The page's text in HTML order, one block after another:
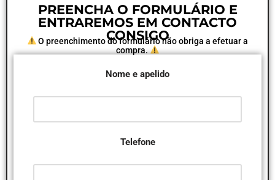
PREENCHA O FORMULÁRIO E
ENTRAREMOS EM CONTACTO
CONSIGO
O preenchimento do formulário não obriga a efetuar a
compra.
Nome e apelido
Telefone